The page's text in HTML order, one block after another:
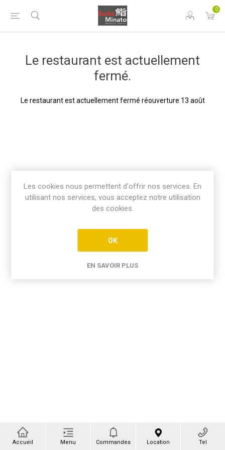
0
Le restaurant est actuellement
fermé.
Le restaurant est actuellement fermé réouverture 13 août
Accueil Menu Commandes Location Tel
Les cookies nous permettent d'offrir nos services. En
utilisant nos services, vous acceptez notre utilisation
des cookies.
OK
EN SAVOIR PLUS